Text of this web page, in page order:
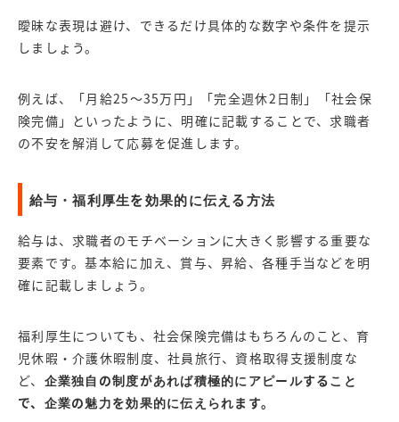
曖昧な表現は避け、できるだけ具体的な数字や条件を提示
しましょう。
例えば、「月給25〜35万円」「完全週休2日制」「社会保
険完備」といったように、明確に記載することで、求職者
の不安を解消して応募を促進します。
給与・福利厚生を効果的に伝える方法
給与は、求職者のモチベーションに大きく影響する重要な
要素です。基本給に加え、賞与、昇給、各種手当などを明
確に記載しましょう。
福利厚生についても、社会保険完備はもちろんのこと、育
児休暇・介護休暇制度、社員旅行、資格取得支援制度な
ど、 企業独自の制度があれば積極的にアピールすること
で、企業の魅力を効果的に伝えられます。